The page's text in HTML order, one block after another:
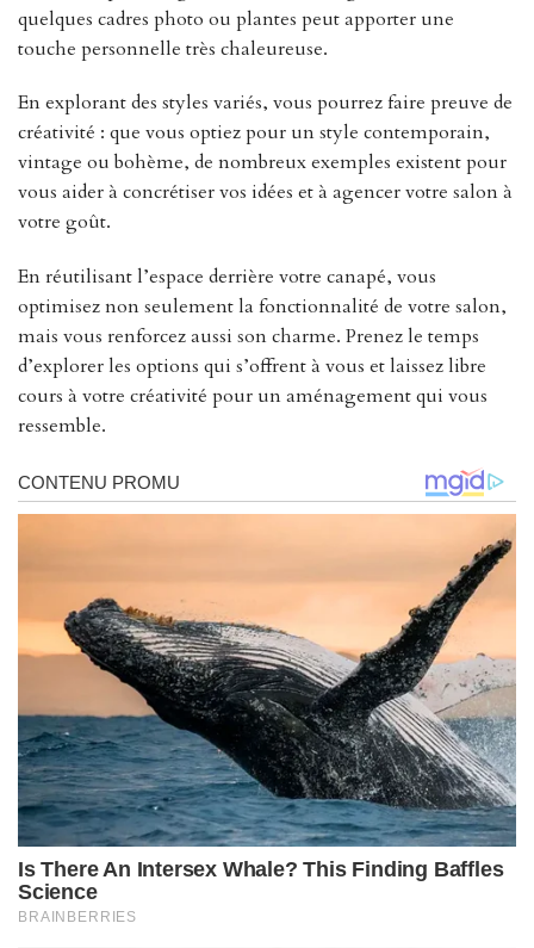
quelques cadres photo ou plantes peut apporter une
touche personnelle très chaleureuse.
En explorant des styles variés, vous pourrez faire preuve de
créativité : que vous optiez pour un style contemporain,
vintage ou bohème, de nombreux exemples existent pour
vous aider à concrétiser vos idées et à agencer votre salon à
votre goût.
En réutilisant l’espace derrière votre canapé, vous
optimisez non seulement la fonctionnalité de votre salon,
mais vous renforcez aussi son charme. Prenez le temps
d’explorer les options qui s’offrent à vous et laissez libre
cours à votre créativité pour un aménagement qui vous
ressemble.